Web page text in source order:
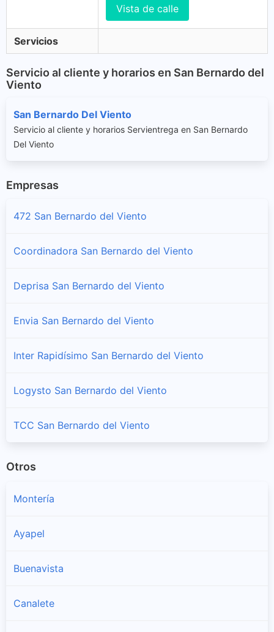
Vista de calle
Servicios
Servicio al cliente y horarios en San Bernardo del
Viento
San Bernardo Del Viento
Servicio al cliente y horarios Servientrega en San Bernardo
Del Viento
Empresas
472 San Bernardo del Viento
Coordinadora San Bernardo del Viento
Deprisa San Bernardo del Viento
Envia San Bernardo del Viento
Inter Rapidísimo San Bernardo del Viento
Logysto San Bernardo del Viento
TCC San Bernardo del Viento
Otros
Montería
Ayapel
Buenavista
Canalete